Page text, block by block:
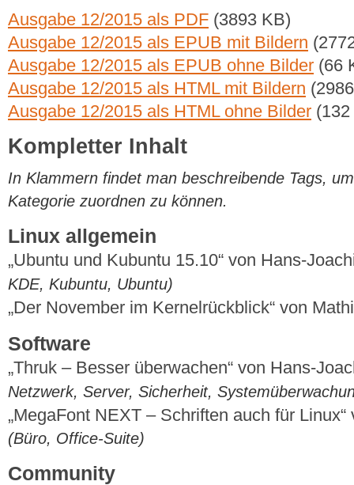
Ausgabe 12/2015 als PDF (3893 KB)
Ausgabe 12/2015 als EPUB mit Bildern
Ausgabe 12/2015 als EPUB ohne Bilder (66
Ausgabe 12/2015 als HTML mit Bildern
Ausgabe 12/2015 als HTML ohne Bilder
Kompletter Inhalt
In Klammern findet man beschreibende Tags,
Kategorie zuordnen zu können.
Linux allgemein
„Ubuntu und Kubuntu 15.10“ von Hans-
KDE, Kubuntu, Ubuntu)
„Der November im Kernelrückblick“ von
Software
„Thruk – Besser überwachen“ von Hans-
Netzwerk, Server, Sicherheit,
„MegaFont NEXT – Schriften auch für
(Büro, Office-Suite)
Community